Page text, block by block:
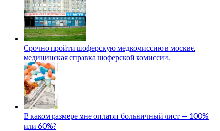
Срочно пройти шоферскую медкомиссию в москве.
медицинская справка шоферской комиссии.
В каком размере мне оплатят больничный лист — 100%
или 60%?